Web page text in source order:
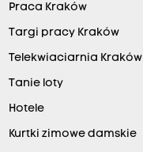
Praca Kraków
Targi pracy Kraków
Telekwiaciarnia Kraków
Tanie loty
Hotele
Kurtki zimowe damskie